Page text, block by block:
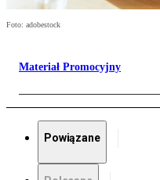
Foto: adobestock
Materiał Promocyjny
Powiązane